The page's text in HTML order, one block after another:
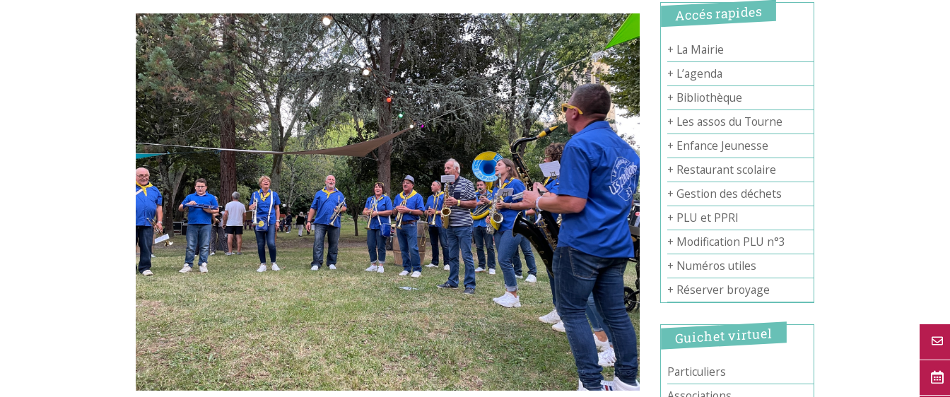
Accés rapides
+ La Mairie
+ L’agenda
+ Bibliothèque
+ Les assos du Tourne
+ Enfance Jeunesse
+ Restaurant scolaire
+ Gestion des déchets
+ PLU et PPRI
+ Modification PLU n°3
+ Numéros utiles
+ Réserver broyage
Guichet virtuel
Particuliers